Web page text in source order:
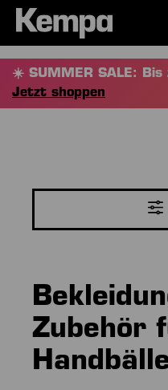
springen
☀️ SUMMER SALE:
Jetzt shoppen
Zubehör